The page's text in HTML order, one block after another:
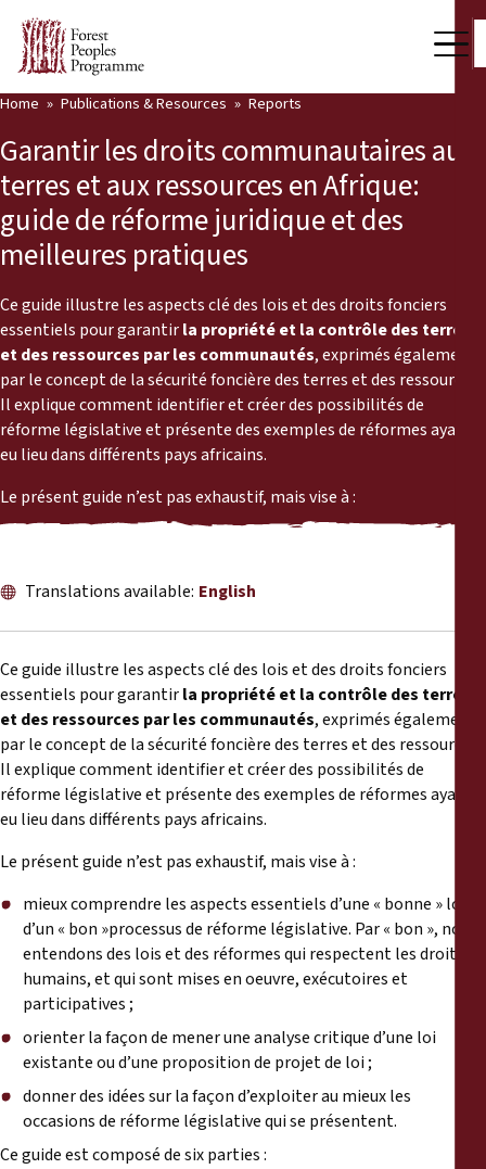
Who we are
Press Room
Our Work
Community Voices
Partners & Countries
Latest News
Publications & Resources
Publications & Resources
News
Reports
Briefing Papers
Legal Submissions
Declarations
Annual Reports
Home Publications & Resources Reports
Garantir les droits communautaires aux
terres et aux ressources en Afrique:
guide de réforme juridique et des
meilleures pratiques
Ce guide illustre les aspects clé des lois et des droits fonciers
essentiels pour garantirla propriété et la contrôle des terres
et des ressources par les communautés, exprimés également
par le concept de la sécurité foncière des terres et des ressources.
Il explique comment identifier et créer des possibilités de
réforme législative et présente des exemples de réformes ayant
eu lieu dans différents pays africains.
Le présent guide n’est pas exhaustif, mais vise à :
Translations available: English
Ce guide illustre les aspects clé des lois et des droits fonciers
essentiels pour garantirla propriété et la contrôle des terres
et des ressources par les communautés, exprimés également
par le concept de la sécurité foncière des terres et des ressources.
Il explique comment identifier et créer des possibilités de
réforme législative et présente des exemples de réformes ayant
eu lieu dans différents pays africains.
Le présent guide n’est pas exhaustif, mais vise à :
mieux comprendre les aspects essentiels d’une « bonne » loi et
d’un « bon »processus de réforme législative. Par « bon », nous
entendons des lois et des réformes qui respectent les droits
humains, et qui sont mises en oeuvre, exécutoires et
participatives ;
orienter la façon de mener une analyse critique d’une loi
existante ou d’une proposition de projet de loi ;
donner des idées sur la façon d’exploiter au mieux les
occasions de réforme législative qui se présentent.
Ce guide est composé de six parties :